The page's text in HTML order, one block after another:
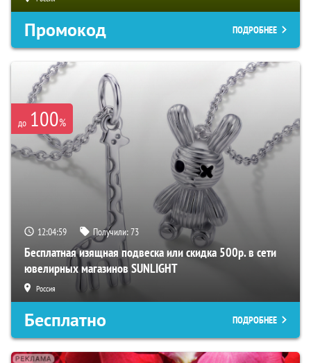
Промокод ПОДРОБНЕЕ
до 100%
12:04:59 Получили:73
Бесплатная изящная подвеска или скидка 500р. в сети
ювелирных магазинов SUNLIGHT
Россия
Бесплатно ПОДРОБНЕЕ